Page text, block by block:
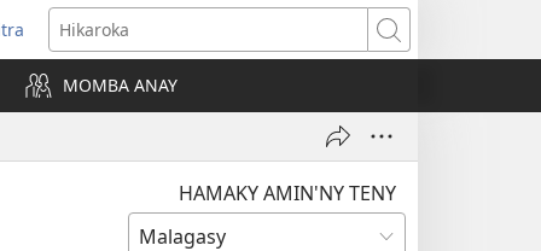
Hikaroka
MOMBA ANAY
HAMAKY AMIN'NY TENY